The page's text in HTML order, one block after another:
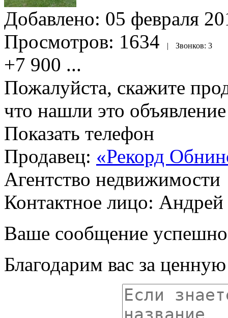
Добавлено: 05 февраля
Просмотров: 1634 | Звонков: 3
+7 900 ...
Пожалуйста, скажите
что нашли это
Показать телефон
Продавец: «Рекорд
Агентство недвижимости
Контактное лицо: Андрей
Ваше сообщение успешно
Благодарим вас за